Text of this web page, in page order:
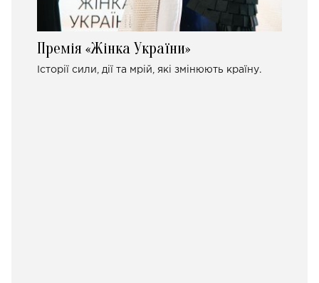
Премія «Жінка України»
Історії сили, дії та мрій, які змінюють країну.